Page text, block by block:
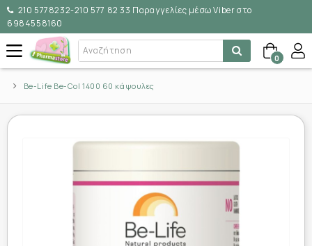
210 5778232-210 577 82 33 Παραγγελίες μέσω Viber στο
6984558160
0
Be-Life Be-Col 1400 60 κάψουλες